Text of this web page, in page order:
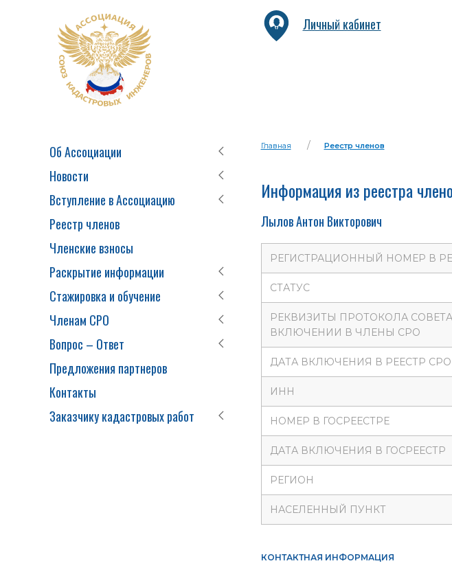
Об Ассоциации
Новости
Вступление в Ассоциацию
Реестр членов
Членские взносы
Раскрытие информации
Стажировка и обучение
Членам СРО
Вопрос – Ответ
Предложения партнеров
Контакты
Заказчику кадастровых работ
Личный кабинет
Главная Реестр членов
Информация из реестра
Лылов Антон Викторович
РЕГИСТРАЦИОННЫЙ НОМЕР В
СТАТУС
РЕКВИЗИТЫ ПРОТОКОЛА
ВКЛЮЧЕНИИ В ЧЛЕНЫ СРО
ДАТА ВКЛЮЧЕНИЯ В РЕЕСТР СРО
ИНН
НОМЕР В ГОСРЕЕСТРЕ
ДАТА ВКЛЮЧЕНИЯ В ГОСРЕЕСТР
РЕГИОН
НАСЕЛЕННЫЙ ПУНКТ
КОНТАКТНАЯ ИНФОРМАЦИЯ